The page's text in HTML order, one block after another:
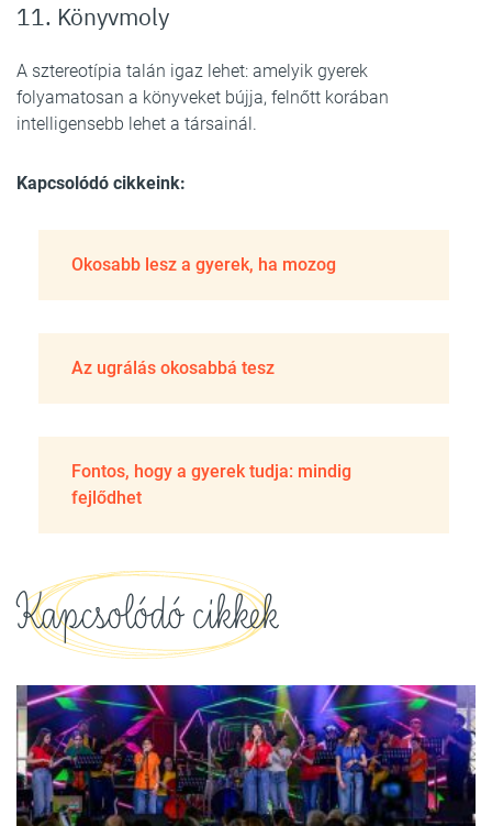
11. Könyvmoly
A sztereotípia talán igaz lehet: amelyik gyerek
folyamatosan a könyveket bújja, felnőtt korában
intelligensebb lehet a társainál.
Kapcsolódó cikkeink:
Okosabb lesz a gyerek, ha mozog
Az ugrálás okosabbá tesz
Fontos, hogy a gyerek tudja: mindig
fejlődhet
Kapcsolódó cikkek